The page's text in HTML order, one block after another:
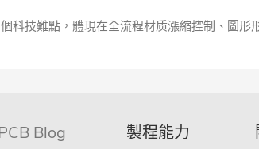
科技難點，體現在全流程材质漲縮控制、圖形
Blog 製程能力